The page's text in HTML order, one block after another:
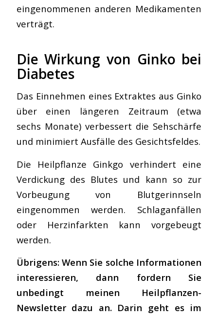
eingenommenen anderen Medikamenten
verträgt.
Die Wirkung von Ginko bei
Diabetes
Das Einnehmen eines Extraktes aus Ginko
über einen längeren Zeitraum (etwa
sechs Monate) verbessert die Sehschärfe
und minimiert Ausfälle des Gesichtsfeldes.
Die Heilpflanze Ginkgo verhindert eine
Verdickung des Blutes und kann so zur
Vorbeugung von Blutgerinnseln
eingenommen werden. Schlaganfällen
oder Herzinfarkten kann vorgebeugt
werden.
Übrigens: Wenn Sie solche Informationen
interessieren, dann fordern Sie
unbedingt meinen Heilpflanzen-
Newsletter dazu an. Darin geht es im